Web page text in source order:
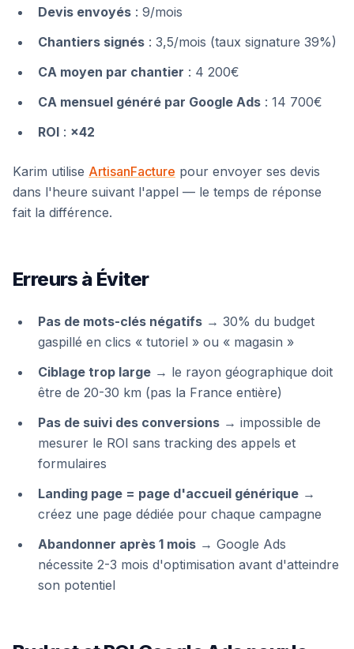
Devis envoyés : 9/mois
Chantiers signés : 3,5/mois (taux signature 39%)
CA moyen par chantier : 4 200€
CA mensuel généré par Google Ads : 14 700€
ROI : ×42
Karim utilise ArtisanFacture pour envoyer ses devis
dans l'heure suivant l'appel — le temps de réponse
fait la différence.
Erreurs à Éviter
Pas de mots-clés négatifs → 30% du budget
gaspillé en clics « tutoriel » ou « magasin »
Ciblage trop large → le rayon géographique doit
être de 20-30 km (pas la France entière)
Pas de suivi des conversions → impossible de
mesurer le ROI sans tracking des appels et
formulaires
Landing page = page d'accueil générique →
créez une page dédiée pour chaque campagne
Abandonner après 1 mois → Google Ads
nécessite 2-3 mois d'optimisation avant d'atteindre
son potentiel